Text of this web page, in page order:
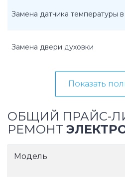
Замена датчика температуры
Замена двери духовки
Показать
ОБЩИЙ ПРАЙС-
РЕМОНТ
Модель